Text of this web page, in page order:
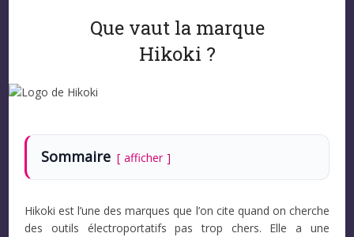
Que vaut la marque
Hikoki ?
Sommaire afficher
Hikoki est l’une des marques que l’on cite quand on cherche
des outils électroportatifs pas trop chers. Elle a une